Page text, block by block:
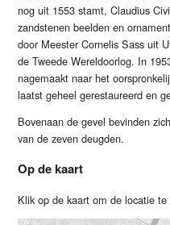
nog uit 1553 stamt, Claudius
zandstenen beelden en
door Meester Cornelis Sass uit
de Tweede Wereldoorlog. In
nagemaakt naar het
laatst geheel gerestaureerd en
Bovenaan de gevel bevinden
van de zeven deugden.
Op de kaart
Klik op de kaart om de locatie